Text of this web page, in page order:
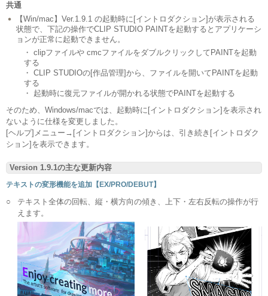
共通
【Win/mac】Ver.1.9.1 の起動時に[イントロダクション]が表示される
状態で、下記の操作でCLIP STUDIO PAINTを起動するとアプリケーシ
ョンが正常に起動できません。
・ clipファイルや cmcファイルをダブルクリックしてPAINTを起動
する
・ CLIP STUDIOの[作品管理]から、ファイルを開いてPAINTを起動
する
・ 起動時に復元ファイルが開かれる状態でPAINTを起動する
そのため、Windows/macでは、起動時に[イントロダクション]を表示され
ないように仕様を変更しました。
[ヘルプ]メニュー→[イントロダクション]からは、引き続き[イントロダク
ション]を表示できます。
Version 1.9.1の主な更新内容
テキストの変形機能を追加【EX/PRO/DEBUT】
○
テキスト全体の回転、縦・横方向の傾き、上下・左右反転の操作が行
えます。